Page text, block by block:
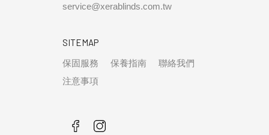
service@xerablinds.com.tw
SITEMAP
保固服務 保養指南
聯絡我們
注意事項